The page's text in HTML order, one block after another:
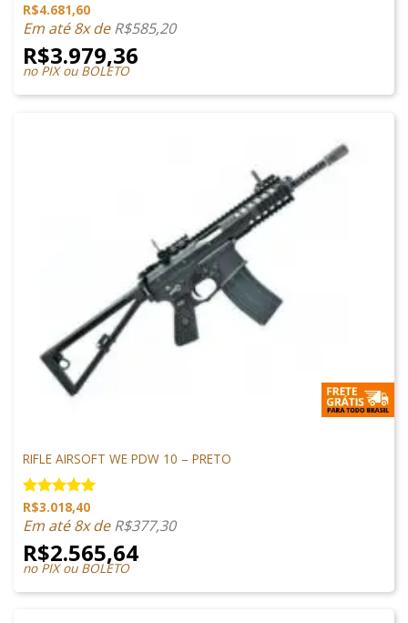
Avaliação
5.00 de 5
R$4.681,60
Em até 8x deR$585,20
R$3.979,36
no PIX ou BOLETO
RIFLE AIRSOFT WE PDW 10 – PRETO
Avaliação
5.00 de 5
R$3.018,40
Em até 8x deR$377,30
R$2.565,64
no PIX ou BOLETO